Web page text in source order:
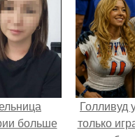
больше
Голливуд
только